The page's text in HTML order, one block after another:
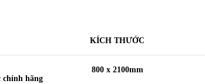
KÍCH THƯỚC
chính hãng
800 x 2100mm